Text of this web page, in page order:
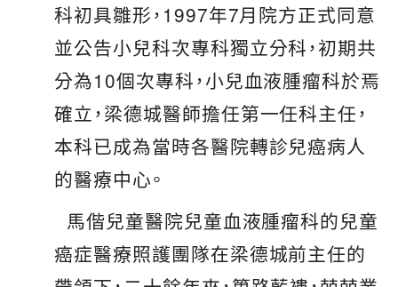
科初具雛形，1997年7月院方正式同意
並公告小兒科次專科獨立分科，初期共
分為10個次專科，小兒血液腫瘤科於焉
確立，梁德城醫師擔任第一任科主任，
本科已成為當時各醫院轉診兒癌病人
的醫療中心。
馬偕兒童醫院兒童血液腫瘤科的兒童
癌症醫療照護團隊在梁德城前主任的